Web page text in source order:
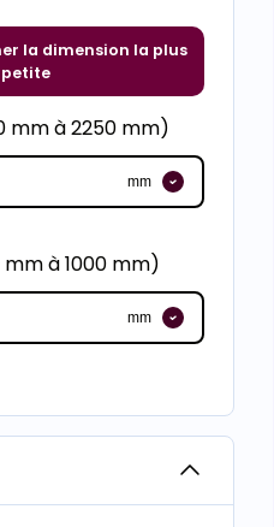
la dimension la plus
petite
mm à 2250 mm)
mm
à 1000 mm)
mm